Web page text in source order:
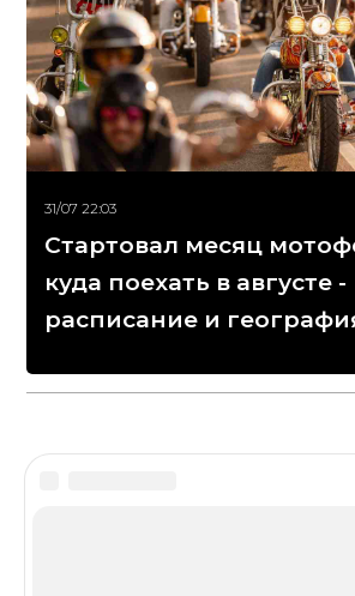
31/07 22:03
Стартовал месяц
куда поехать в августе -
расписание и